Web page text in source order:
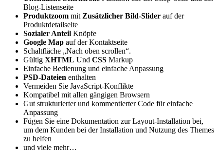
Blog-Listenseite
Produktzoom mit Zusätzlicher Bild-Slider auf der
Produktdetailseite
Sozialer Anteil Knöpfe
Google Map auf der Kontaktseite
Schaltfläche „Nach oben scrollen“.
Gültig XHTML Und CSS Markup
Einfache Bedienung und einfache Anpassung
PSD-Dateien enthalten
Vermeiden Sie JavaScript-Konflikte
Kompatibel mit allen gängigen Browsern
Gut strukturierter und kommentierter Code für einfache
Anpassung
Fügen Sie eine Dokumentation zur Layout-Installation bei,
um dem Kunden bei der Installation und Nutzung des Themes
zu helfen
und viele mehr…